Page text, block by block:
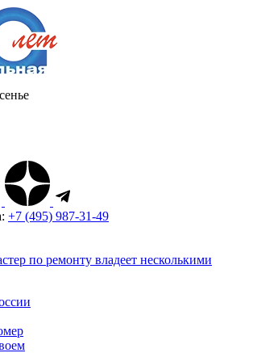
+7 (495) 987-31-49
по ремонту владеет несколькими